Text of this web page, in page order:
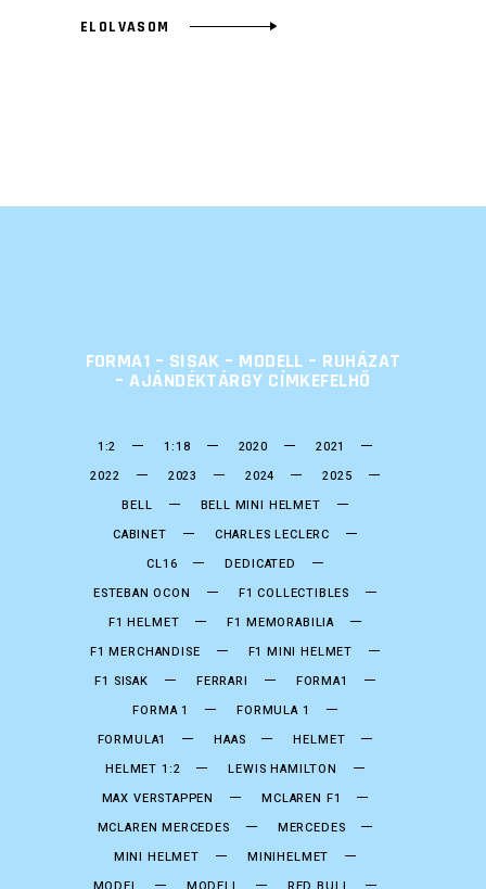
ELOLVASOM
FORMA1 – SISAK – MODELL – RUHÁZAT
– AJÁNDÉKTÁRGY CÍMKEFELHŐ
1:2 1:18 2020
2021
2022
2023 2024
2025
BELL
BELL MINI HELMET
CABINET
CHARLES LECLERC
CL16
DEDICATED
ESTEBAN OCON
F1 COLLECTIBLES
F1 HELMET
F1 MEMORABILIA
F1 MERCHANDISE
F1 MINI HELMET
F1 SISAK
FERRARI
FORMA1
FORMA 1
FORMULA 1
FORMULA1
HAAS
HELMET
HELMET 1:2
LEWIS HAMILTON
MAX VERSTAPPEN
MCLAREN F1
MCLAREN MERCEDES
MERCEDES
MINI HELMET
MINIHELMET